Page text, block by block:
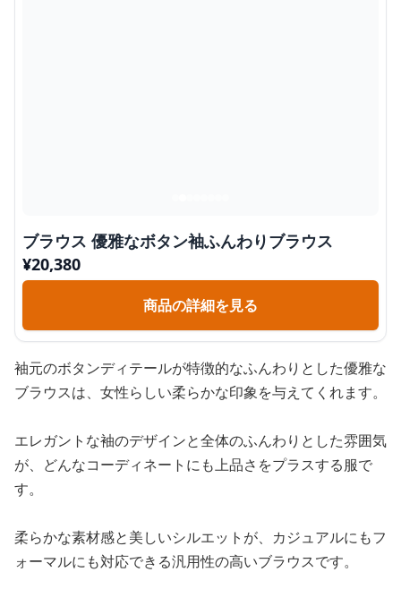
ブラウス 優雅なボタン袖ふんわりブラウス
¥20,380
商品の詳細を見る
袖元のボタンディテールが特徴的なふんわりとした優雅な
ブラウスは、女性らしい柔らかな印象を与えてくれます。
エレガントな袖のデザインと全体のふんわりとした雰囲気
が、どんなコーディネートにも上品さをプラスする服で
す。
柔らかな素材感と美しいシルエットが、カジュアルにもフ
ォーマルにも対応できる汎用性の高いブラウスです。